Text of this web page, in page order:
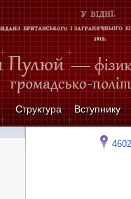
Структура Вступнику